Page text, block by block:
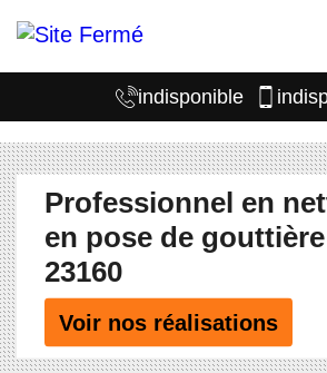
indisponible
Professionnel en
en pose de
23160
Voir nos réalisations